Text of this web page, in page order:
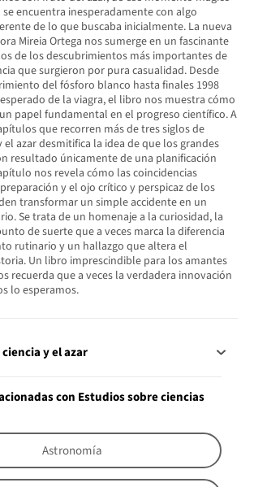
encuentra inesperadamente con algo
de lo que buscaba inicialmente. La nueva
Mireia Ortega nos sumerge en un fascinante
de los descubrimientos más importantes de
que surgieron por pura casualidad. Desde
del fósforo blanco hasta finales 1998
de la viagra, el libro nos muestra cómo
papel fundamental en el progreso científico. A
que recorren más de tres siglos de
el azar desmitifica la idea de que los grandes
resultado únicamente de una planificación
nos revela cómo las coincidencias
y el ojo crítico y perspicaz de los
transformar un simple accidente en un
Se trata de un homenaje a la curiosidad, la
de suerte que a veces marca la diferencia
rutinario y un hallazgo que altera el
Un libro imprescindible para los amantes
recuerda que a veces la verdadera innovación
lo esperamos.
y el azar
con Estudios sobre ciencias
Astronomía